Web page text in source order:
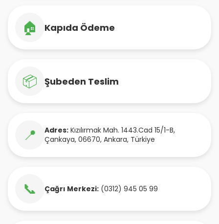
🏠 Kapıda Ödeme
📦 Şubeden Teslim
📍 Adres: Kızılırmak Mah. 1443.Cad 15/1-B,
Çankaya, 06670, Ankara, Türkiye
📞 Çağrı Merkezi: (0312) 945 05 99